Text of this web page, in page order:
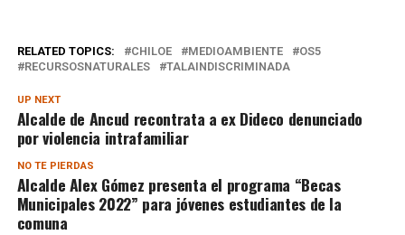
RELATED TOPICS: CHILOE MEDIOAMBIENTE
OS5
RECURSOSNATURALES
TALAINDISCRIMINADA
UP NEXT
Alcalde de Ancud recontrata a ex Dideco denunciado
por violencia intrafamiliar
NO TE PIERDAS
Alcalde Alex Gómez presenta el programa “Becas
Municipales 2022” para jóvenes estudiantes de la
comuna